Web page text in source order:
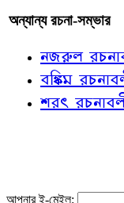
অন্যান্য রচনা-সম্ভার
নজরুল
বঙ্কিম
শরৎ
আপনার ই-মেইল: